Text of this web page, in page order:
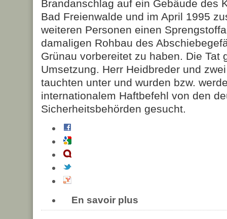
Brandanschlag auf ein Gebäude des
Bad Freienwalde und im April 1995
weiteren Personen einen
damaligen Rohbau des
Grünau vorbereitet zu haben. Die Tat
Umsetzung. Herr Heidbreder und
tauchten unter und wurden bzw.
internationalem Haftbefehl von den
Sicherheitsbehörden gesucht.
En savoir plus